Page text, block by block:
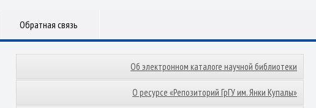
Обратная связь
Об электронном каталоге научной библиотеки
О ресурсе «Репозиторий ГрГУ им. Янки Купалы»